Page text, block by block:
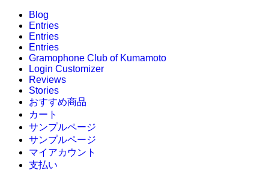
Blog
Entries
Entries
Entries
Gramophone Club of Kumamoto
Login Customizer
Reviews
Stories
おすすめ商品
カート
サンプルページ
サンプルページ
マイアカウント
支払い